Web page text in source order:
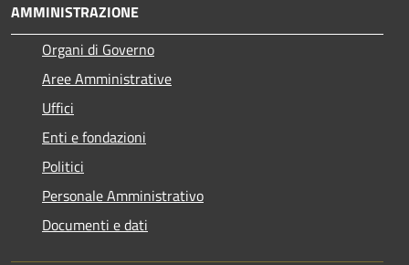
AMMINISTRAZIONE
Organi di Governo
Aree Amministrative
Uffici
Enti e fondazioni
Politici
Personale Amministrativo
Documenti e dati